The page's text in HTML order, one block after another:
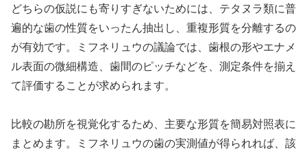
どちらの仮説にも寄りすぎないためには、テタヌラ類に普
遍的な歯の性質をいったん抽出し、重複形質を分離するの
が有効です。ミフネリュウの議論では、歯根の形やエナメ
ル表面の微細構造、歯間のピッチなどを、測定条件を揃え
て評価することが求められます。
比較の勘所を視覚化するため、主要な形質を簡易対照表に
まとめます。ミフネリュウの歯の実測値が得られれば、該